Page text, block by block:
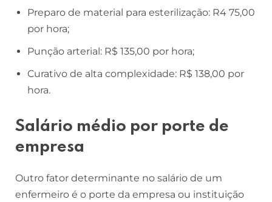
Preparo de material para esterilização: R4 75,00
por hora;
Punção arterial: R$ 135,00 por hora;
Curativo de alta complexidade: R$ 138,00 por
hora.
Salário médio por porte de
empresa
Outro fator determinante no salário de um
enfermeiro é o porte da empresa ou instituição